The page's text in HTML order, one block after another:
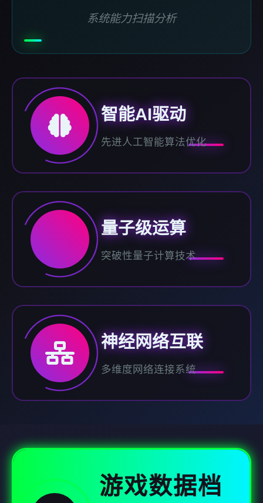
系统能力扫描分析
智能AI驱动
先进人工智能算法优化
量子级运算
突破性量子计算技术
神经网络互联
多维度网络连接系统
游戏数据档